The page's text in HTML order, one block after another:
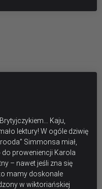
Kaju,
lektury! W ogóle dziwię
Simmonsa miał,
proweniencji Karola
– nawet jeśli zna się
mamy doskonale
w wiktoriańskiej